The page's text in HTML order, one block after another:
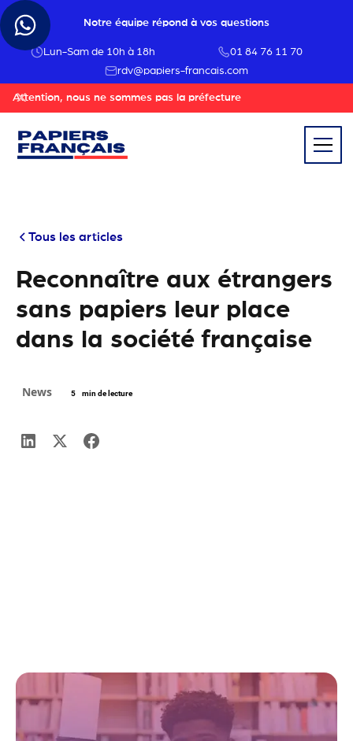
Notre équipe répond à vos questions
Lun-Sam de 10h à 18h
01 84 76 11 70
rdv@papiers-francais.com
Attention, nous ne sommes pas la préfecture
Tous les articles
Reconnaître aux étrangers
sans papiers leur place
dans la société française
News 5 min de lecture